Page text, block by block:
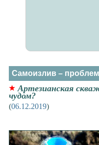
Самоизлив –
Артезианская
чудом?
(06.12.2019)